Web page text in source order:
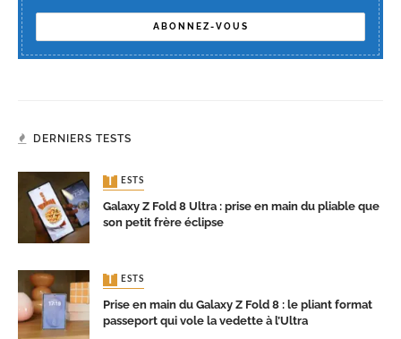
DERNIERS TESTS
TESTS
Galaxy Z Fold 8 Ultra : prise en main du pliable que
son petit frère éclipse
TESTS
Prise en main du Galaxy Z Fold 8 : le pliant format
passeport qui vole la vedette à l’Ultra